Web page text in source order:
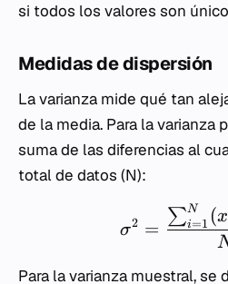
si todos los valores son
Medidas de dispersión
La varianza mide qué tan
de la media. Para la varianza
suma de las diferencias al
total de datos (N):
σ2 =
∑i=1
N (x
Para la varianza muestral, se